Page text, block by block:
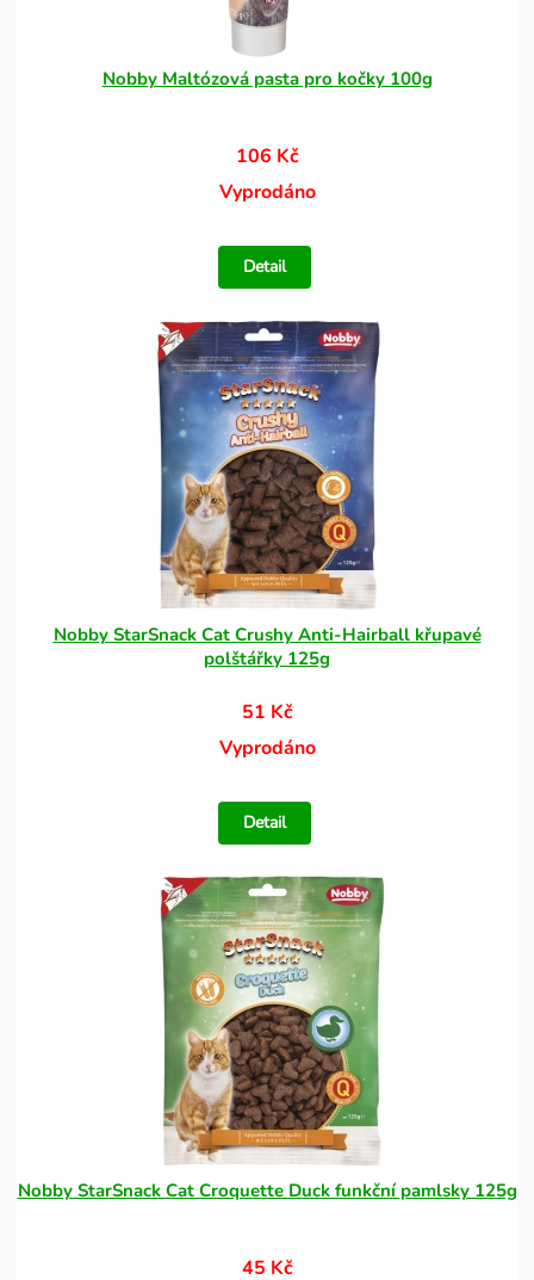
Nobby Maltózová pasta pro kočky 100g
106 Kč
Vyprodáno
Detail
Nobby StarSnack Cat Crushy Anti-Hairball křupavé
polštářky 125g
51 Kč
Vyprodáno
Detail
Nobby StarSnack Cat Croquette Duck funkční pamlsky 125g
45 Kč